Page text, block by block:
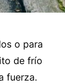
o para
de frío
fuerza.